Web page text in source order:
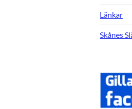
Länkar
Skånes